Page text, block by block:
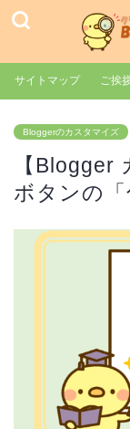
サイトマップ ご挨
Bloggerのカスタマイズ
【Blogger
ボタンの